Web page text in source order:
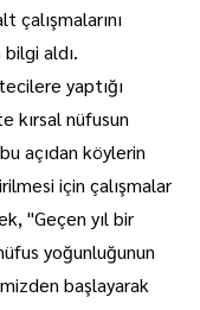
çalışmalarını
aldı.
yaptığı
kırsal nüfusun
açıdan köylerin
için çalışmalar
"Geçen yıl bir
yoğunluğunun
başlayarak